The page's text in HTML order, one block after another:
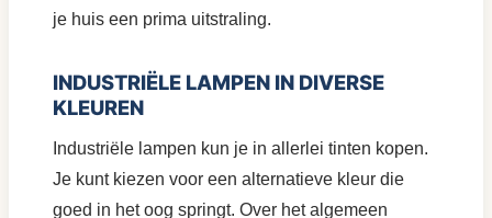
je huis een prima uitstraling.
INDUSTRIËLE LAMPEN IN DIVERSE
KLEUREN
Industriële lampen kun je in allerlei tinten kopen.
Je kunt kiezen voor een alternatieve kleur die
goed in het oog springt. Over het algemeen